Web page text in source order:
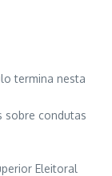
termina nesta
sobre condutas
Eleitoral